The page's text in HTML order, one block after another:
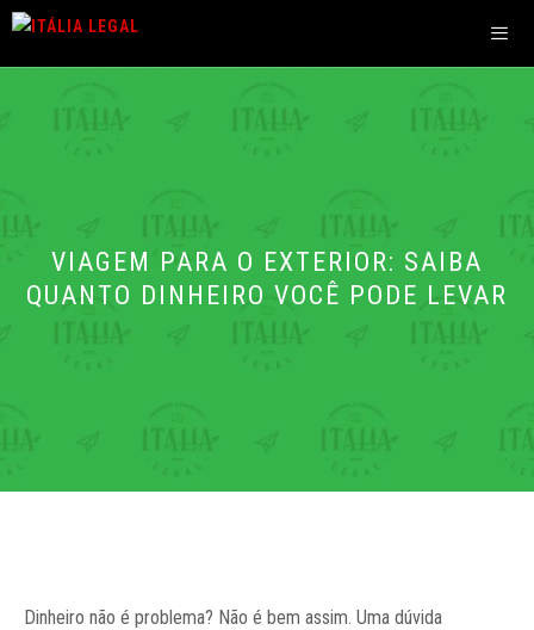
Pular
VIAGEM PARA O EXTERIOR: SAIBA
QUANTO DINHEIRO VOCÊ PODE LEVAR
Dinheiro não é problema? Não é bem assim. Uma dúvida